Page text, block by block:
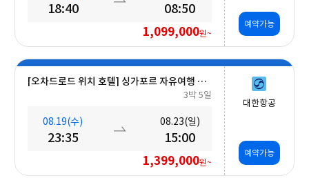
18:40 08:50
1,099,000원~
예약가능
[오차드로드 위치 호텔] 싱가포르 자유여행 5일 #조식포함
3박 5일
08.19(수)
23:35
08.23(일)
15:00
1,399,000원~
대한항공
예약가능